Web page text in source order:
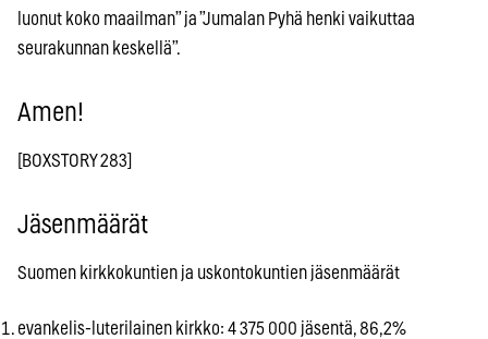
luonut koko maailman” ja ”Jumalan Pyhä henki vaikuttaa
seurakunnan keskellä”.
Amen!
[BOXSTORY 283]
Jäsenmäärät
Suomen kirkkokuntien ja uskontokuntien jäsenmäärät
evankelis-luterilainen kirkko: 4 375 000 jäsentä, 86,2%